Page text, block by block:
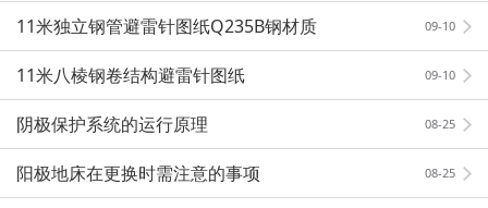
09-10
11米独立钢管避雷针图纸Q235B钢材质
09-10
11米八棱钢卷结构避雷针图纸
08-25
阴极保护系统的运行原理
08-25
阳极地床在更换时需注意的事项